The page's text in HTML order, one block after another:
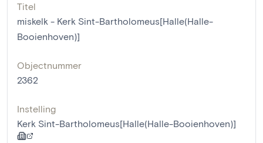
Titel
miskelk - Kerk Sint-Bartholomeus[Halle(Halle-
Booienhoven)]
Objectnummer
2362
Instelling
Kerk Sint-Bartholomeus[Halle(Halle-Booienhoven)]